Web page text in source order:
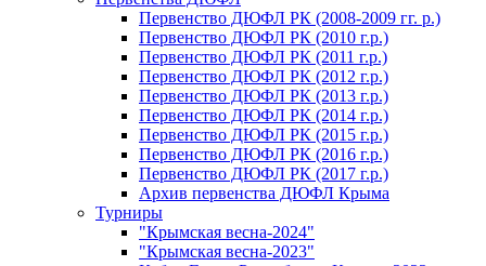
Первенство ДЮФЛ РК (2008-2009 гг. р.)
Первенство ДЮФЛ РК (2010 г.р.)
Первенство ДЮФЛ РК (2011 г.р.)
Первенство ДЮФЛ РК (2012 г.р.)
Первенство ДЮФЛ РК (2013 г.р.)
Первенство ДЮФЛ РК (2014 г.р.)
Первенство ДЮФЛ РК (2015 г.р.)
Первенство ДЮФЛ РК (2016 г.р.)
Первенство ДЮФЛ РК (2017 г.р.)
Архив первенства ДЮФЛ Крыма
Турниры
"Крымская весна-2024"
"Крымская весна-2023"